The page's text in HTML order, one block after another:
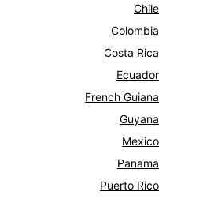
Chile
Colombia
Costa Rica
Ecuador
French Guiana
Guyana
Mexico
Panama
Puerto Rico